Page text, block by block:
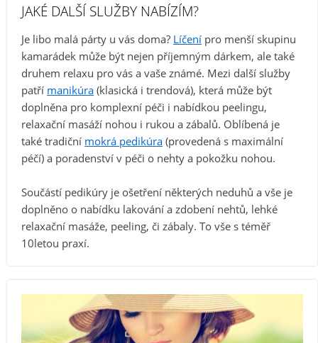
JAKÉ DALŠÍ SLUŽBY NABÍZÍM?
Je libo malá párty u vás doma? Líčení pro menší skupinu
kamarádek může být nejen příjemným dárkem, ale také
druhem relaxu pro vás a vaše známé. Mezi další služby
patří manikúra (klasická i trendová), která může být
doplněna pro komplexní péči i nabídkou peelingu,
relaxační masáží nohou i rukou a zábalů. Oblíbená je
také tradiční mokrá pedikúra (provedená s maximální
péčí) a poradenství v péči o nehty a pokožku nohou.
Součástí pedikúry je ošetření některých neduhů a vše je
doplněno o nabídku lakování a zdobení nehtů, lehké
relaxační masáže, peeling, či zábaly. To vše s téměř
10letou praxí.